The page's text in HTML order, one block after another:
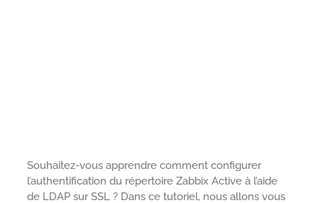
Souhaitez-vous apprendre comment configurer
l’authentification du répertoire Zabbix Active à l’aide
de LDAP sur SSL ? Dans ce tutoriel, nous allons vous